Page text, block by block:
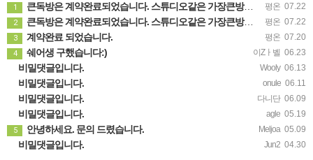
평온 07.22
1 큰독방은 계약완료되었습니다. 스튜디오같은 가장큰방을 2인동시 또는 혼자서 큰독방으로도 즉시입주 가능합니다.
평온 07.22
2 큰독방은 계약완료되었습니다. 스튜디오같은 가장큰방을 2인동시 또는 혼자서 큰독방으로도 즉시입주 가능합니다.
평온 07.20
3 계약완료 되었습니다.
이Zㅏ벨 06.23
4 쉐어생 구했습니다:)
Wooly 06.13
비밀댓글입니다.
onule 06.11
비밀댓글입니다.
다니단 06.09
비밀댓글입니다.
agle 05.19
비밀댓글입니다.
Meljoa 05.09
5 안녕하세요. 문의 드렸습니다.
Jun2 04.30
비밀댓글입니다.